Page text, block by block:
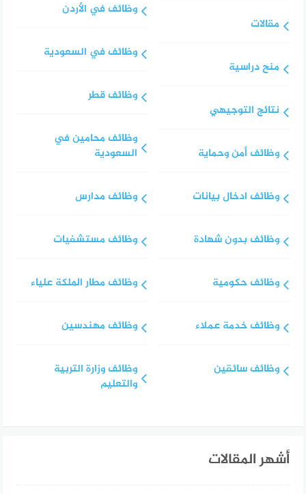
مقالات
منح دراسية
نتائج التوجيهي
وظائف أمن وحماية
وظائف ادخال بيانات
وظائف بدون شهادة
وظائف حكومية
وظائف خدمة عملاء
وظائف سائقين
وظائف في الأردن
وظائف في السعودية
وظائف قطر
وظائف محامين في
السعودية
وظائف مدارس
وظائف مستشفيات
وظائف مطار الملكة علياء
وظائف مهندسين
وظائف وزارة التربية
والتعليم
أشهر المقالات